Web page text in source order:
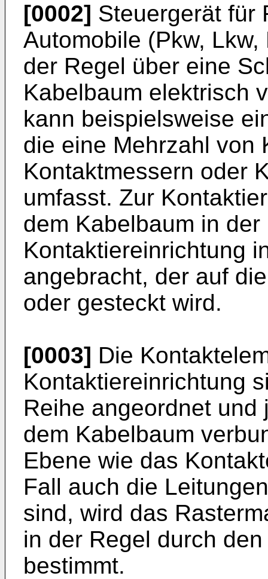
[0002] Steuergerät für
Automobile (Pkw,
der Regel über eine
Kabelbaum elektrisch
kann beispielsweise
die eine Mehrzahl von
Kontaktmessern oder
umfasst. Zur
dem Kabelbaum in
Kontaktiereinrichtung
angebracht, der auf
oder gesteckt wird.
[0003] Die
Kontaktiereinrichtung
Reihe angeordnet
dem Kabelbaum
Ebene wie das
Fall auch die
sind, wird das
in der Regel durch
bestimmt.